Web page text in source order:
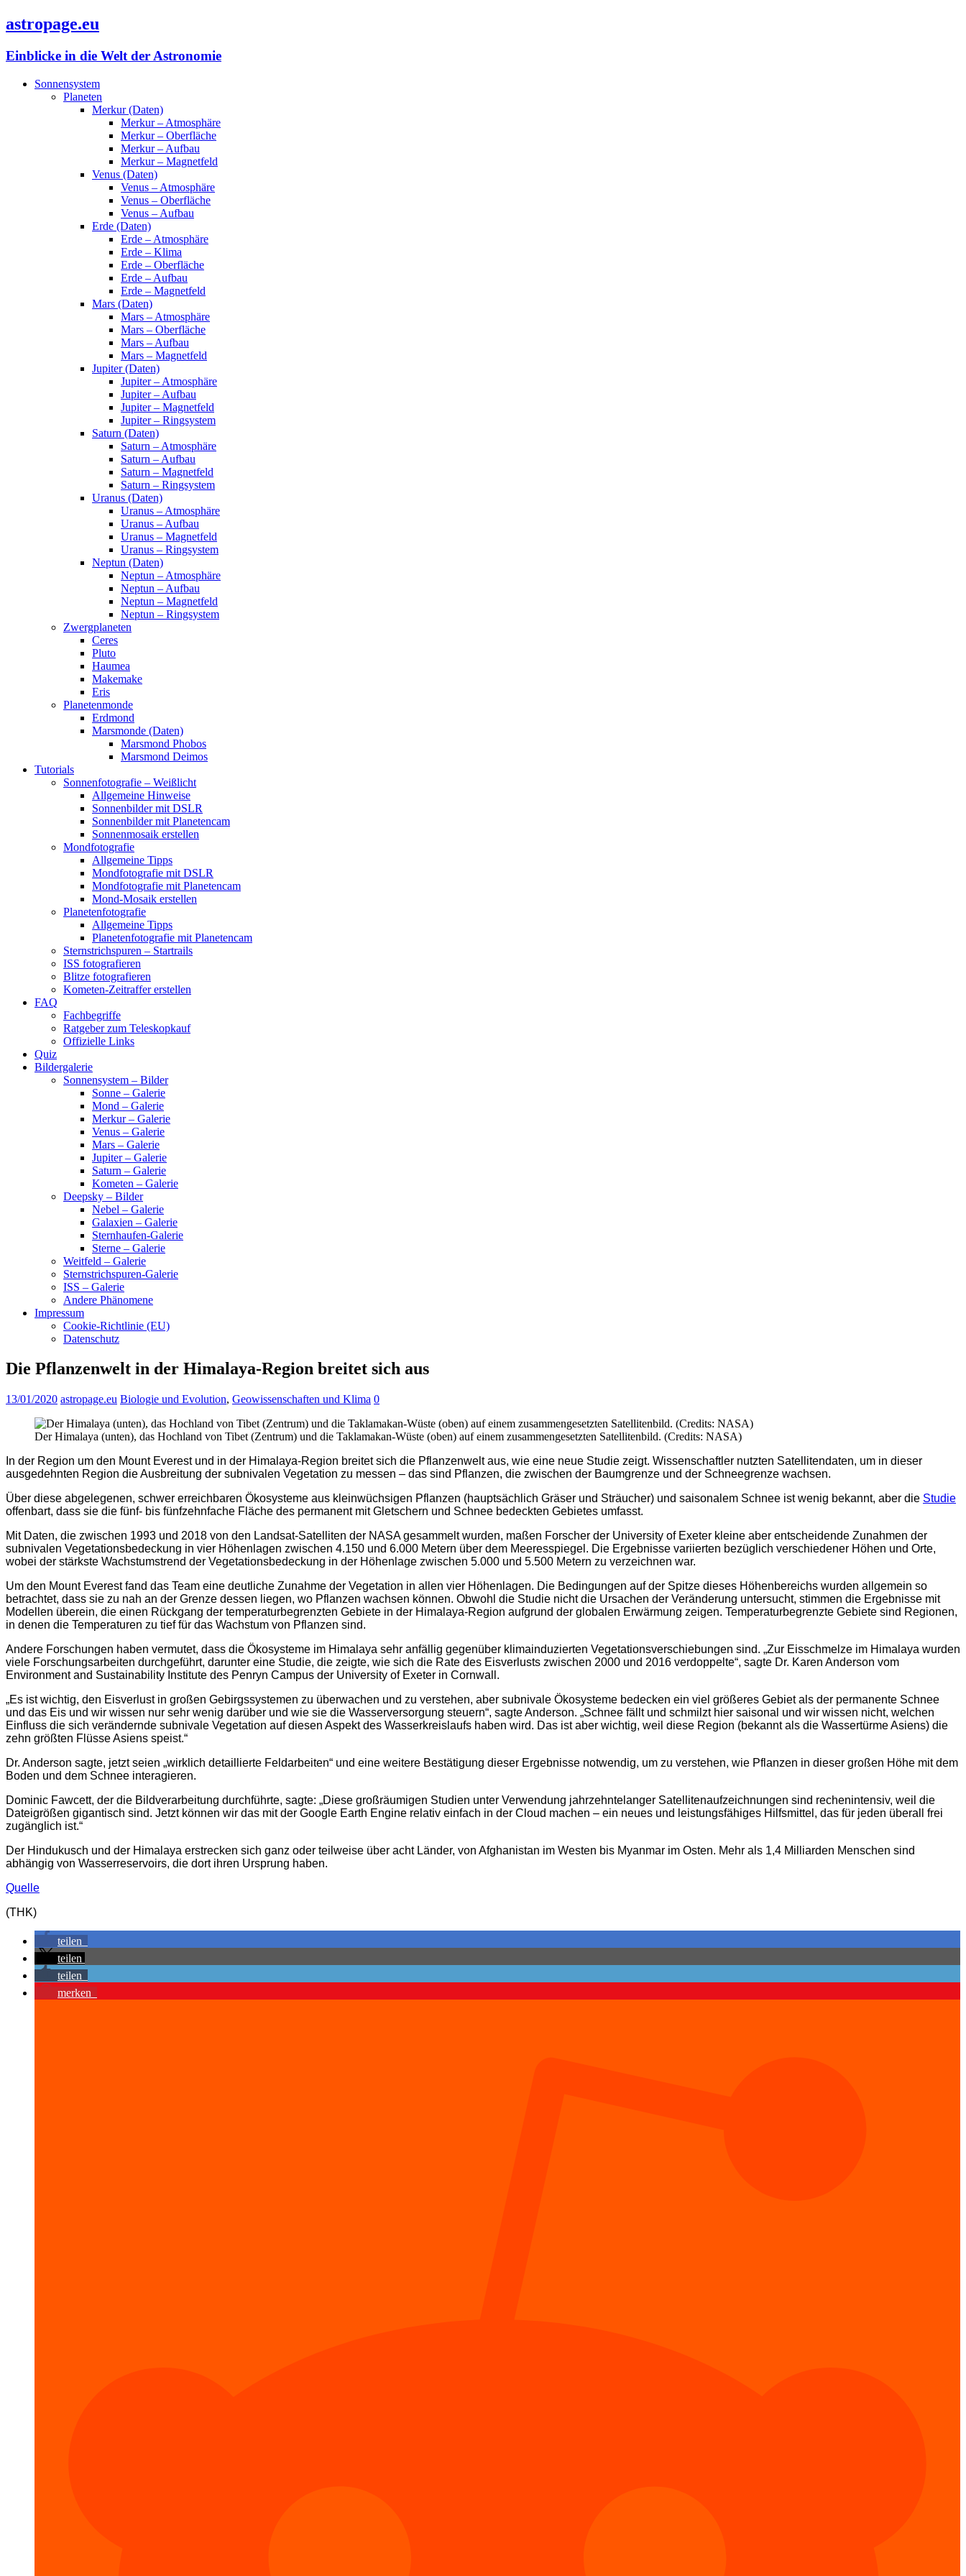
astropage.eu
Einblicke in die Welt der Astronomie
Sonnensystem
Planeten
Merkur (Daten)
Merkur – Atmosphäre
Merkur – Oberfläche
Merkur – Aufbau
Merkur – Magnetfeld
Venus (Daten)
Venus – Atmosphäre
Venus – Oberfläche
Venus – Aufbau
Erde (Daten)
Erde – Atmosphäre
Erde – Klima
Erde – Oberfläche
Erde – Aufbau
Erde – Magnetfeld
Mars (Daten)
Mars – Atmosphäre
Mars – Oberfläche
Mars – Aufbau
Mars – Magnetfeld
Jupiter (Daten)
Jupiter – Atmosphäre
Jupiter – Aufbau
Jupiter – Magnetfeld
Jupiter – Ringsystem
Saturn (Daten)
Saturn – Atmosphäre
Saturn – Aufbau
Saturn – Magnetfeld
Saturn – Ringsystem
Uranus (Daten)
Uranus – Atmosphäre
Uranus – Aufbau
Uranus – Magnetfeld
Uranus – Ringsystem
Neptun (Daten)
Neptun – Atmosphäre
Neptun – Aufbau
Neptun – Magnetfeld
Neptun – Ringsystem
Zwergplaneten
Ceres
Pluto
Haumea
Makemake
Eris
Planetenmonde
Erdmond
Marsmonde (Daten)
Marsmond Phobos
Marsmond Deimos
Tutorials
Sonnenfotografie – Weißlicht
Allgemeine Hinweise
Sonnenbilder mit DSLR
Sonnenbilder mit Planetencam
Sonnenmosaik erstellen
Mondfotografie
Allgemeine Tipps
Mondfotografie mit DSLR
Mondfotografie mit Planetencam
Mond-Mosaik erstellen
Planetenfotografie
Allgemeine Tipps
Planetenfotografie mit Planetencam
Sternstrichspuren – Startrails
ISS fotografieren
Blitze fotografieren
Kometen-Zeitraffer erstellen
FAQ
Fachbegriffe
Ratgeber zum Teleskopkauf
Offizielle Links
Quiz
Bildergalerie
Sonnensystem – Bilder
Sonne – Galerie
Mond – Galerie
Merkur – Galerie
Venus – Galerie
Mars – Galerie
Jupiter – Galerie
Saturn – Galerie
Kometen – Galerie
Deepsky – Bilder
Nebel – Galerie
Galaxien – Galerie
Sternhaufen-Galerie
Sterne – Galerie
Weitfeld – Galerie
Sternstrichspuren-Galerie
ISS – Galerie
Andere Phänomene
Impressum
Cookie-Richtlinie (EU)
Datenschutz
Die Pflanzenwelt in der Himalaya-Region breitet sich aus
13/01/2020 astropage.eu Biologie und Evolution, Geowissenschaften und Klima 0
Der Himalaya (unten), das Hochland von Tibet (Zentrum) und die Taklamakan-Wüste (oben) auf einem zusammengesetzten Satellitenbild. (Credits: NASA)
In der Region um den Mount Everest und in der Himalaya-Region breitet sich die Pflanzenwelt aus, wie eine neue Studie zeigt. Wissenschaftler nutzten Satellitendaten, um in dieser
ausgedehnten Region die Ausbreitung der subnivalen Vegetation zu messen – das sind Pflanzen, die zwischen der Baumgrenze und der Schneegrenze wachsen.
Über diese abgelegenen, schwer erreichbaren Ökosysteme aus kleinwüchsigen Pflanzen (hauptsächlich Gräser und Sträucher) und saisonalem Schnee ist wenig bekannt, aber die Studie
offenbart, dass sie die fünf- bis fünfzehnfache Fläche des permanent mit Gletschern und Schnee bedeckten Gebietes umfasst.
Mit Daten, die zwischen 1993 und 2018 von den Landsat-Satelliten der NASA gesammelt wurden, maßen Forscher der University of Exeter kleine aber entscheidende Zunahmen der
subnivalen Vegetationsbedeckung in vier Höhenlagen zwischen 4.150 und 6.000 Metern über dem Meeresspiegel. Die Ergebnisse variierten bezüglich verschiedener Höhen und Orte,
wobei der stärkste Wachstumstrend der Vegetationsbedeckung in der Höhenlage zwischen 5.000 und 5.500 Metern zu verzeichnen war.
Um den Mount Everest fand das Team eine deutliche Zunahme der Vegetation in allen vier Höhenlagen. Die Bedingungen auf der Spitze dieses Höhenbereichs wurden allgemein so
betrachtet, dass sie zu nah an der Grenze dessen liegen, wo Pflanzen wachsen können. Obwohl die Studie nicht die Ursachen der Veränderung untersucht, stimmen die Ergebnisse mit
Modellen überein, die einen Rückgang der temperaturbegrenzten Gebiete in der Himalaya-Region aufgrund der globalen Erwärmung zeigen. Temperaturbegrenzte Gebiete sind Regionen,
in denen die Temperaturen zu tief für das Wachstum von Pflanzen sind.
Andere Forschungen haben vermutet, dass die Ökosysteme im Himalaya sehr anfällig gegenüber klimainduzierten Vegetationsverschiebungen sind. „Zur Eisschmelze im Himalaya wurden
viele Forschungsarbeiten durchgeführt, darunter eine Studie, die zeigte, wie sich die Rate des Eisverlusts zwischen 2000 und 2016 verdoppelte“, sagte Dr. Karen Anderson vom
Environment and Sustainability Institute des Penryn Campus der University of Exeter in Cornwall.
„Es ist wichtig, den Eisverlust in großen Gebirgssystemen zu überwachen und zu verstehen, aber subnivale Ökosysteme bedecken ein viel größeres Gebiet als der permanente Schnee
und das Eis und wir wissen nur sehr wenig darüber und wie sie die Wasserversorgung steuern“, sagte Anderson. „Schnee fällt und schmilzt hier saisonal und wir wissen nicht, welchen
Einfluss die sich verändernde subnivale Vegetation auf diesen Aspekt des Wasserkreislaufs haben wird. Das ist aber wichtig, weil diese Region (bekannt als die Wassertürme Asiens) die
zehn größten Flüsse Asiens speist.“
Dr. Anderson sagte, jetzt seien „wirklich detaillierte Feldarbeiten“ und eine weitere Bestätigung dieser Ergebnisse notwendig, um zu verstehen, wie Pflanzen in dieser großen Höhe mit dem
Boden und dem Schnee interagieren.
Dominic Fawcett, der die Bildverarbeitung durchführte, sagte: „Diese großräumigen Studien unter Verwendung jahrzehntelanger Satellitenaufzeichnungen sind rechenintensiv, weil die
Dateigrößen gigantisch sind. Jetzt können wir das mit der Google Earth Engine relativ einfach in der Cloud machen – ein neues und leistungsfähiges Hilfsmittel, das für jeden überall frei
zugänglich ist.“
Der Hindukusch und der Himalaya erstrecken sich ganz oder teilweise über acht Länder, von Afghanistan im Westen bis Myanmar im Osten. Mehr als 1,4 Milliarden Menschen sind
abhängig von Wasserreservoirs, die dort ihren Ursprung haben.
Quelle
(THK)
teilen
teilen
teilen
merken